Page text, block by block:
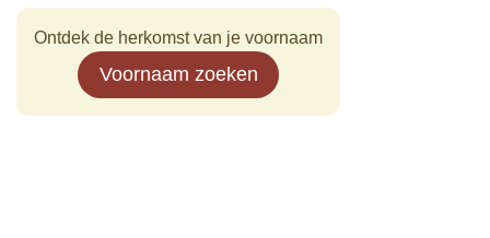
Ontdek de herkomst van je voornaam
Voornaam zoeken